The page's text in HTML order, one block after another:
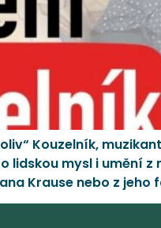
Kouzelník,
lidskou mysl i umění
Krause nebo z